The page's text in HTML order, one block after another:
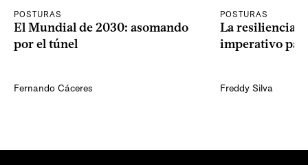
POSTURAS
El Mundial de 2030: asomando
por el túnel
Fernando Cáceres
POSTURAS
La resiliencia
imperativo
Freddy Silva